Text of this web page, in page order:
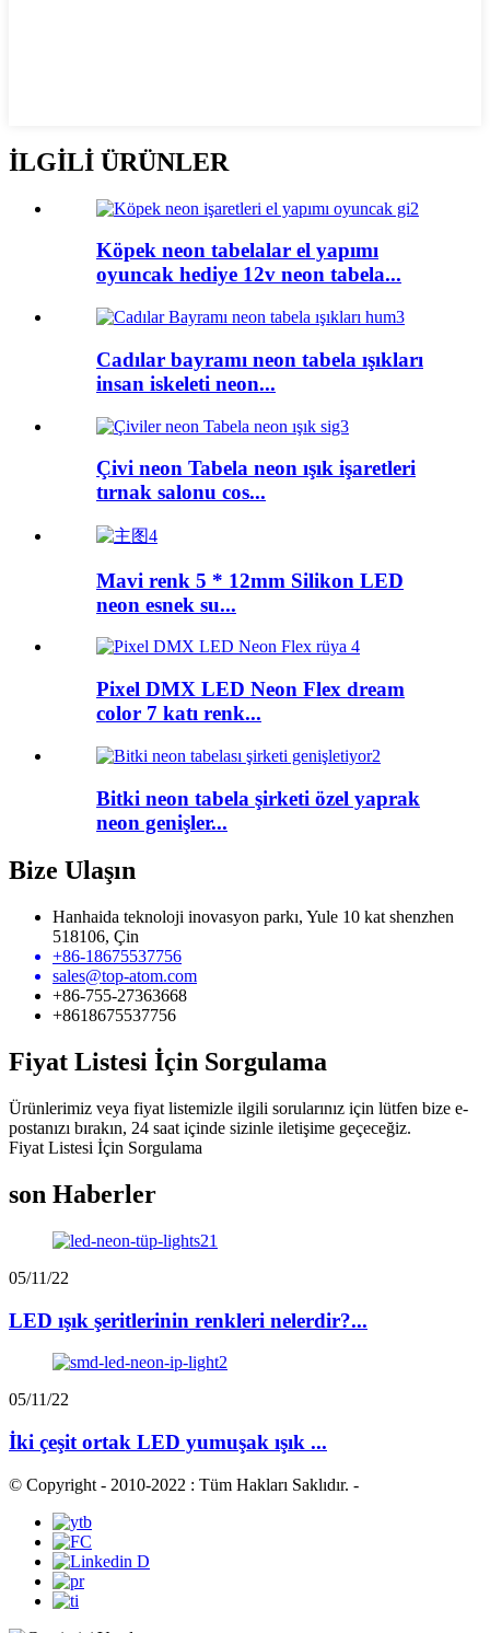
İLGİLİ ÜRÜNLER
Köpek neon tabelalar el yapımı
oyuncak hediye 12v neon tabela...
Cadılar bayramı neon tabela ışıkları
insan iskeleti neon...
Çivi neon Tabela neon ışık işaretleri
tırnak salonu cos...
Mavi renk 5 * 12mm Silikon LED
neon esnek su...
Pixel DMX LED Neon Flex dream
color 7 katı renk...
Bitki neon tabela şirketi özel yaprak
neon genişler...
Bize Ulaşın
Hanhaida teknoloji inovasyon parkı, Yule 10 kat shenzhen
518106, Çin
+86-18675537756
sales@top-atom.com
+86-755-27363668
+8618675537756
Fiyat Listesi İçin Sorgulama
Ürünlerimiz veya fiyat listemizle ilgili sorularınız için lütfen bize e-
postanızı bırakın, 24 saat içinde sizinle iletişime geçeceğiz.
Fiyat Listesi İçin Sorgulama
son Haberler
05/11/22
LED ışık şeritlerinin renkleri nelerdir?...
05/11/22
İki çeşit ortak LED yumuşak ışık ...
© Copyright - 2010-2022 : Tüm Hakları Saklıdır. -